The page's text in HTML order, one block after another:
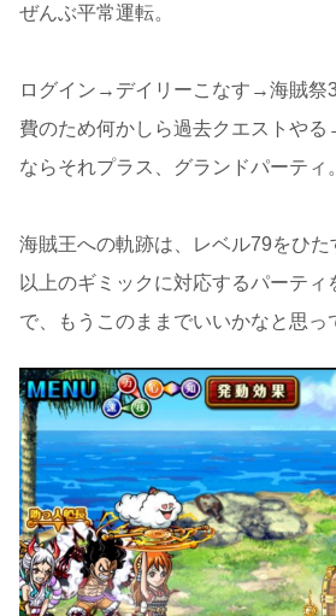
ぜんぶ平常運転。
ログイン→デイリーこなす→海賊祭
費のため何かしら過去クエストや
ならそれプラス、グランドパーティ。
海賊王への軌跡は、レベル79をひ
以上のギミックに対応するパーテ
で、もうこのままでいいかなと思っ